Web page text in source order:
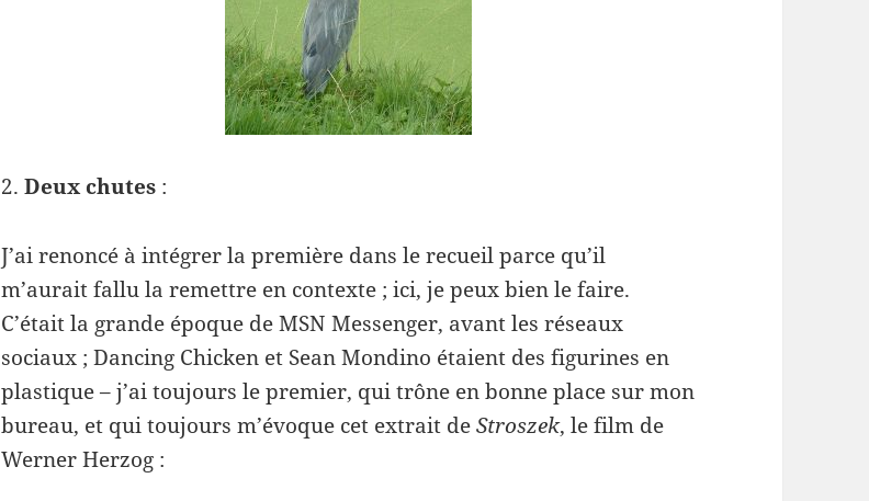
2.Deux chutes :
J’ai renoncé à intégrer la première dans le recueil parce qu’il
m’aurait fallu la remettre en contexte ; ici, je peux bien le faire.
C’était la grande époque de MSN Messenger, avant les réseaux
sociaux ; Dancing Chicken et Sean Mondino étaient des figurines en
plastique – j’ai toujours le premier, qui trône en bonne place sur mon
bureau, et qui toujours m’évoque cet extrait deStroszek, le film de
Werner Herzog :